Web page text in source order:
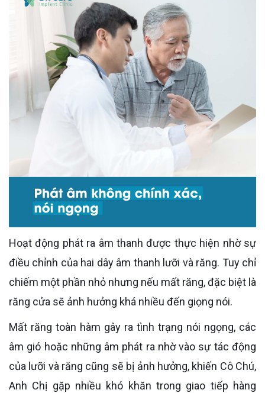
Hoạt động phát ra âm thanh được thực hiện nhờ sự
điều chỉnh của hai dây âm thanh lưỡi và răng. Tuy chỉ
chiếm một phần nhỏ nhưng nếu mất răng, đặc biệt là
răng cửa sẽ ảnh hưởng khá nhiều đến giọng nói.
Mất răng toàn hàm gây ra tình trạng nói ngọng, các
âm gió hoặc những âm phát ra nhờ vào sự tác động
của lưỡi và răng cũng sẽ bị ảnh hưởng, khiến Cô Chú,
Anh Chị gặp nhiều khó khăn trong giao tiếp hàng